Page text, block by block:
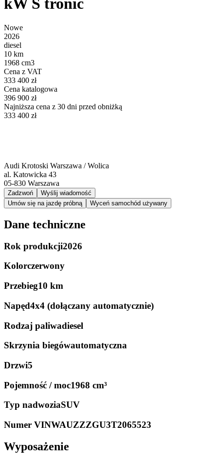
kW S tronic
Nowe
2026
diesel
10 km
1968 cm3
Cena z VAT
333 400 zł
Cena katalogowa
396 900 zł
Najniższa cena z 30 dni przed obniżką
333 400 zł
Audi Krotoski Warszawa / Wolica
al. Katowicka 43
05-830 Warszawa
Zadzwoń
Wyślij wiadomość
Umów się na jazdę próbną
Wyceń samochód używany
Dane techniczne
Rok produkcji2026
Kolorczerwony
Przebieg10 km
Napęd4x4 (dołączany automatycznie)
Rodzaj paliwadiesel
Skrzynia biegówautomatyczna
Drzwi5
Pojemność / moc1968 cm³
Typ nadwoziaSUV
Numer VINWAUZZZGU3T2065523
Wyposażenie